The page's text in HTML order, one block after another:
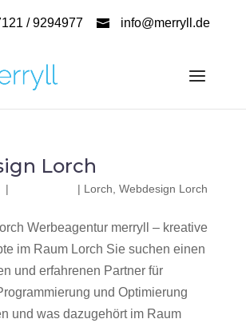
/ 9294977 info@merryll.de
Lorch
| | Lorch Webdesign Lorch
Werbeagentur merryll – kreative
im Raum Lorch Sie suchen einen
und erfahrenen Partner für
und Optimierung
und was dazugehört im Raum